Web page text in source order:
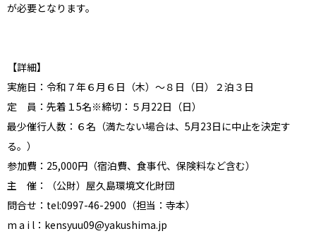
が必要となります。
【詳細】
実施日：令和７年６月６日（木）～８日（日）２泊３日
定 員：先着１5名※締切：５月22日（日）
最少催行人数：６名（満たない場合は、5月23日に中止を決定す
る。）
参加費：25,000円（宿泊費、食事代、保険料など含む）
主 催：（公財）屋久島環境文化財団
問合せ：tel:0997-46-2900（担当：寺本）
m a i l：kensyuu09@yakushima.jp